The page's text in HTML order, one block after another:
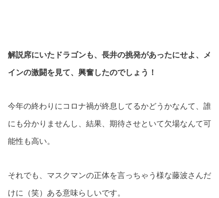
解説席にいたドラゴンも、長井の挑発があったにせよ、メ
インの激闘を見て、興奮したのでしょう！
今年の終わりにコロナ禍が終息してるかどうかなんて、誰
にも分かりませんし、結果、期待させといて欠場なんて可
能性も高い。
それでも、マスクマンの正体を言っちゃう様な藤波さんだ
けに（笑）ある意味らしいです。